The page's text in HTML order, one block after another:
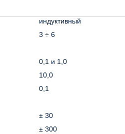
индуктивный
3 ÷ 6
0,1 и 1,0
10,0
0,1
± 30
± 300